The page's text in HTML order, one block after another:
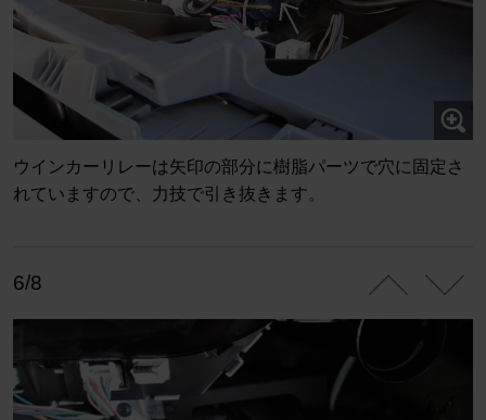
ウインカーリレーは矢印の部分に樹脂パーツで穴に固定さ
れていますので、力技で引き抜きます。
6/8